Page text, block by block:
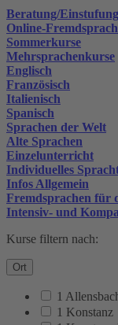
Beratung/Einstufung
Online-
Sommerkurse
Mehrsprachenkurse
Englisch
Französisch
Italienisch
Spanisch
Sprachen der Welt
Alte Sprachen
Einzelunterricht
Individuelles
Infos Allgemein
Fremdsprachen für
Intensiv- und
Kurse filtern nach:
Ort
1
1 Konstanz